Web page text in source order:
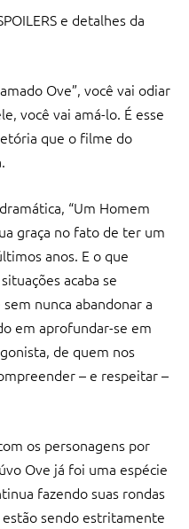
e detalhes da
Ove”, você vai odiar
você vai amá-lo. É esse
que o filme do
“Um Homem
graça no fato de ter um
anos. E o que
acaba se
nunca abandonar a
em aprofundar-se em
de quem nos
– e respeitar –
os personagens por
Ove já foi uma espécie
fazendo suas rondas
estão sendo estritamente